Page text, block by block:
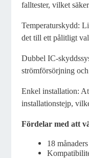
falltester, vilket
Temperaturskydd:
det till ett pålitligt
Dubbel IC-
strömförsörjning
Enkel installation:
installationstejp,
Fördelar med att
18